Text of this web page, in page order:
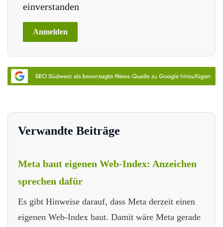
einverstanden
Verwandte Beiträge
Meta baut eigenen Web-Index: Anzeichen
sprechen dafür
Es gibt Hinweise darauf, dass Meta derzeit einen
eigenen Web-Index baut. Damit wäre Meta gerade